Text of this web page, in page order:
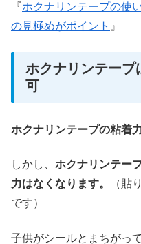
『ホクナリンテープの使
の見極めがポイント 』
ホクナリンテープ
可
ホクナリンテープの粘着
しかし、 ホクナリンテー
力はなくなります。
（貼
です）
子供がシールとまちがっ